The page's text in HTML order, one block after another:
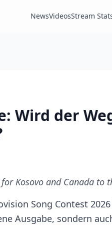
NewsVideosStream
Wird der
Kosovo and Canada to
Song Contest
Ausgabe, sondern